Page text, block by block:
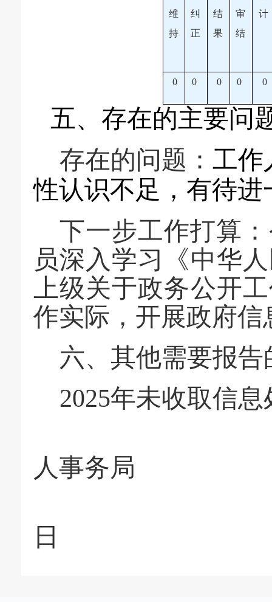
维
持
纠
正
结
果
审
结
计
0 0 0 0 0
五、存在的主要问
存在的问题： 工作
性认识不足，有待进
下一步工作打算：
员深入学习《中华
上级关于政务公开
作实际，开展政府
六、其他需要报告
2025年未收取信息
人事务局
日